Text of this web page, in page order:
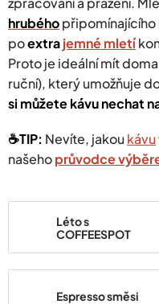
hrubéhopřipomínajícího
poextrajemné mletí
Proto je ideální mít doma
ruční), který umožňuje
si můžete kávu nechat
☕️TIP: Nevíte, jakoukávu
našehoprůvodce
Léto s
COFFEESPOT
Espresso směsi